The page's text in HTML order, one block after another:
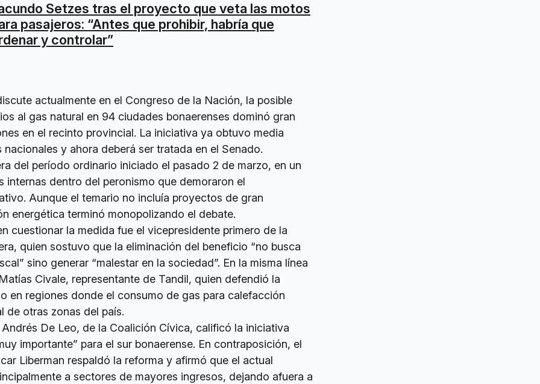
Setzes tras el proyecto que veta las motos
pasajeros: “Antes que prohibir, habría que
y controlar”
actualmente en el Congreso de la Nación, la posible
al gas natural en 94 ciudades bonaerenses dominó gran
en el recinto provincial. La iniciativa ya obtuvo media
y ahora deberá ser tratada en el Senado.
del período ordinario iniciado el pasado 2 de marzo, en un
internas dentro del peronismo que demoraron el
Aunque el temario no incluía proyectos de gran
energética terminó monopolizando el debate.
cuestionar la medida fue el vicepresidente primero de la
quien sostuvo que la eliminación del beneficio “no busca
sino generar “malestar en la sociedad”. En la misma línea
Civale, representante de Tandil, quien defendió la
en regiones donde el consumo de gas para calefacción
de otras zonas del país.
De Leo, de la Coalición Cívica, calificó la iniciativa
importante” para el sur bonaerense. En contraposición, el
Liberman respaldó la reforma y afirmó que el actual
a sectores de mayores ingresos, dejando afuera a